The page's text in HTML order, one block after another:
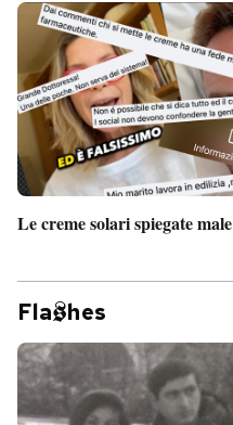
Le creme solari spiegate male
Fla hes